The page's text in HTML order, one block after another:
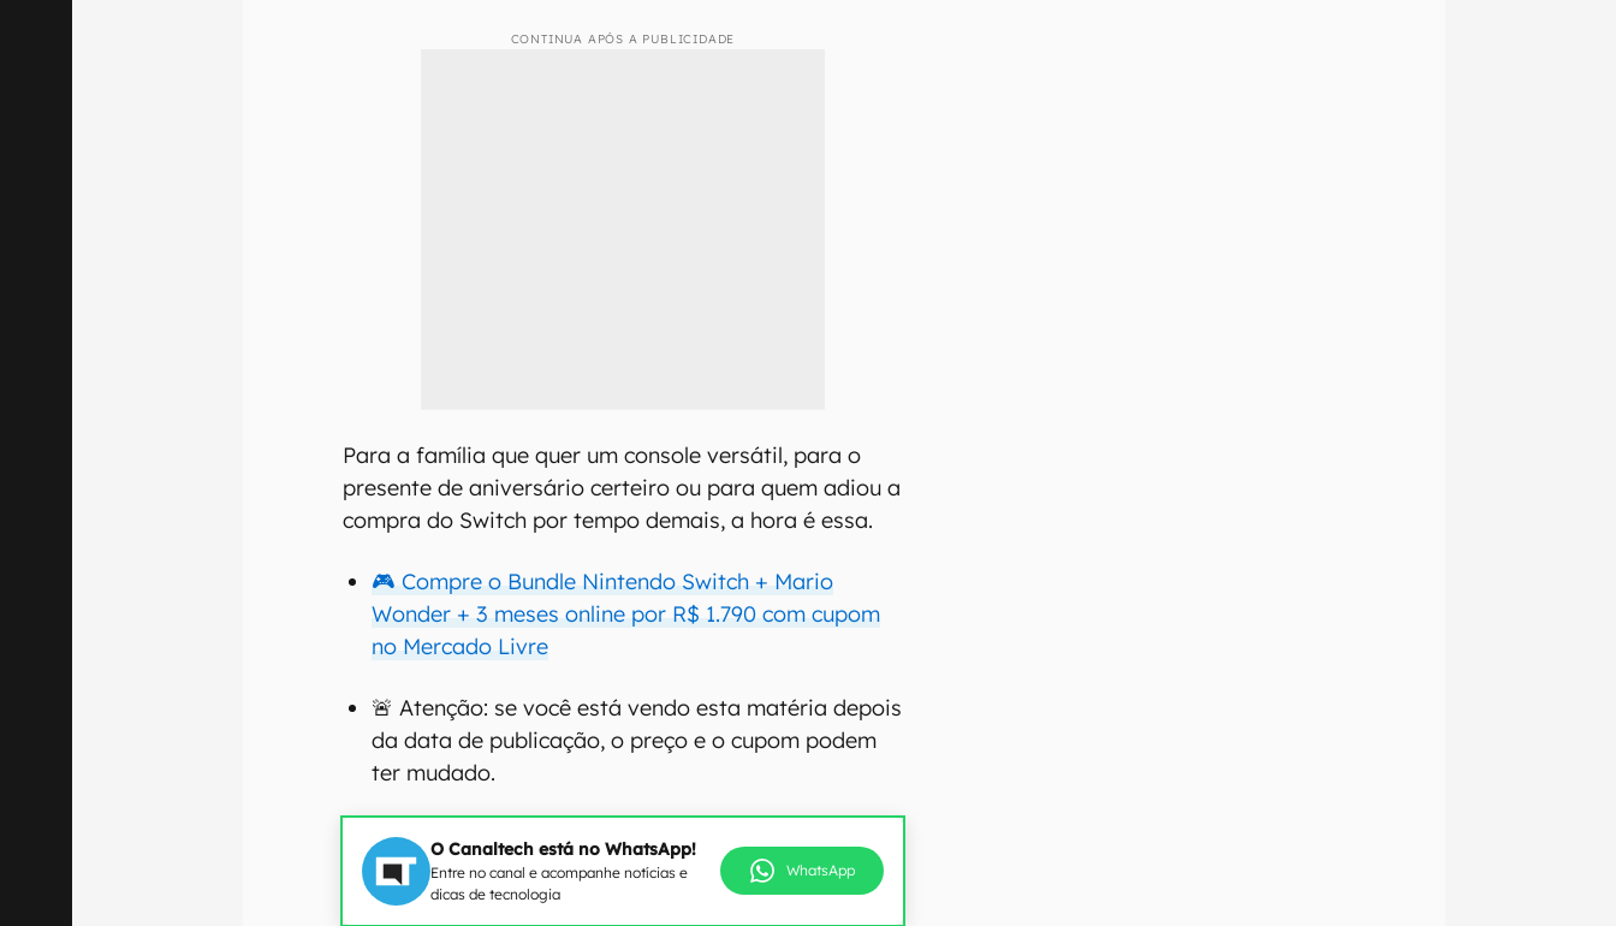
CONTINUA APÓS A PUBLICIDADE
Para a família que quer um console versátil, para o
presente de aniversário certeiro ou para quem adiou a
compra do Switch por tempo demais, a hora é essa.
🎮 Compre o Bundle Nintendo Switch + Mario
Wonder + 3 meses online por R$ 1.790 com cupom
no Mercado Livre
🚨 Atenção: se você está vendo esta matéria depois
da data de publicação, o preço e o cupom podem
ter mudado.
O Canaltech está no WhatsApp!
Entre no canal e acompanhe notícias e
dicas de tecnologia
WhatsApp